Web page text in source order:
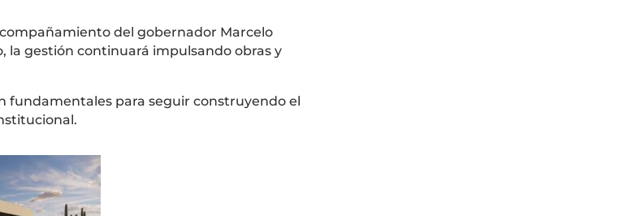
del gobernador Marcelo
la gestión continuará impulsando obras y
fundamentales para seguir construyendo el